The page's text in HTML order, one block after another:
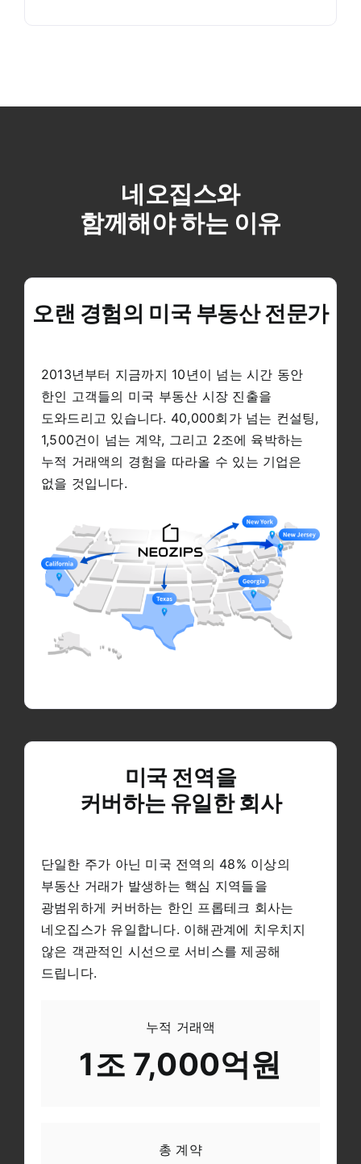
네오집스와
함께해야 하는 이유
오랜 경험의 미국 부동산 전문가
2013년부터 지금까지 10년이 넘는 시간 동안
한인 고객들의 미국 부동산 시장 진출을
도와드리고 있습니다. 40,000회가 넘는 컨설팅,
1,500건이 넘는 계약, 그리고 2조에 육박하는
누적 거래액의 경험을 따라올 수 있는 기업은
없을 것입니다.
미국 전역을
커버하는 유일한 회사
단일한 주가 아닌 미국 전역의 48% 이상의
부동산 거래가 발생하는 핵심 지역들을
광범위하게 커버하는 한인 프롭테크 회사는
네오집스가 유일합니다. 이해관계에 치우치지
않은 객관적인 시선으로 서비스를 제공해
드립니다.
누적 거래액
1조 7,000억원
총 계약